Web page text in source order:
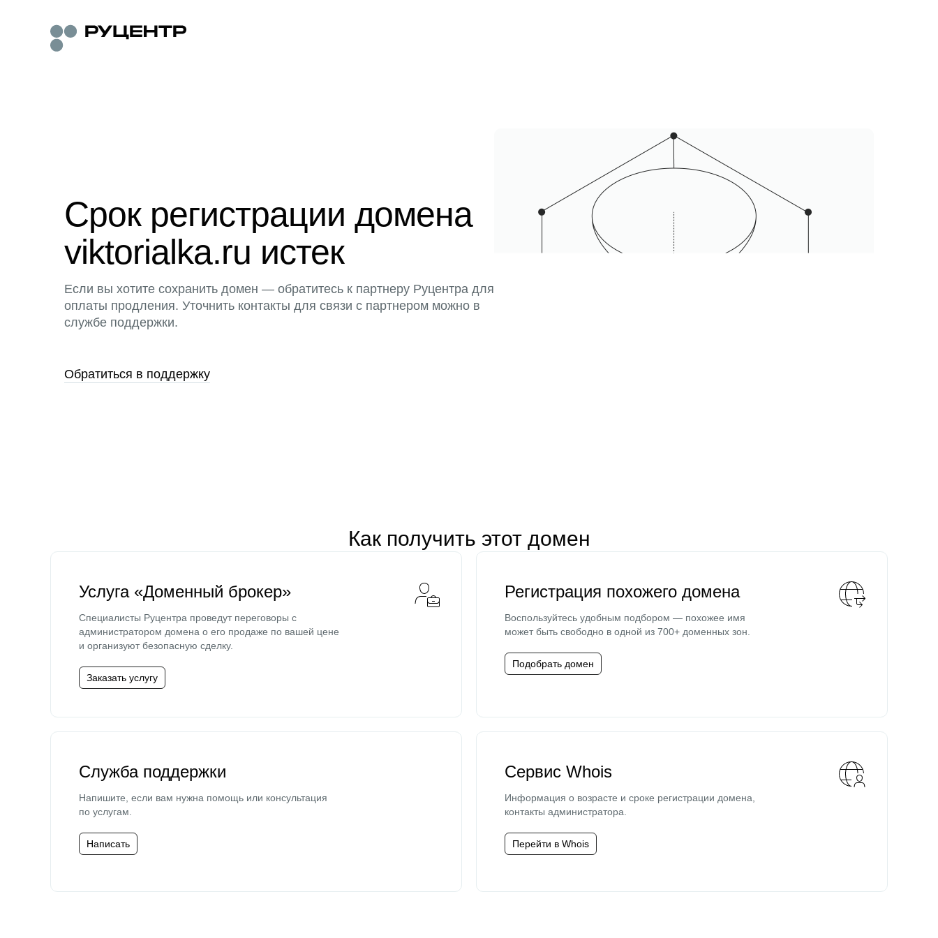
Срок регистрации домена
viktorialka.ru истек
Если вы хотите сохранить домен — обратитесь к партнеру Руцентра для
оплаты продления. Уточнить контакты для связи с партнером можно в
службе поддержки.
Обратиться в поддержку
Как получить этот домен
Услуга «Доменный брокер»
Специалисты Руцентра проведут переговоры с
администратором домена о его продаже по вашей цене
и организуют безопасную сделку.
Заказать услугу
Регистрация похожего домена
Воспользуйтесь удобным подбором — похожее имя
может быть свободно в одной из 700+ доменных зон.
Подобрать домен
Служба поддержки
Напишите, если вам нужна помощь или консультация
по услугам.
Написать
Сервис Whois
Информация о возрасте и сроке регистрации домена,
контакты администратора.
Перейти в Whois